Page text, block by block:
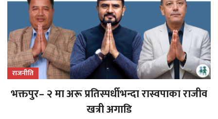
राजनीति
भक्तपुर– २ मा अरू प्रतिस्पर्धीभन्दा रास्वपाका राजीव
खत्री अगाडि